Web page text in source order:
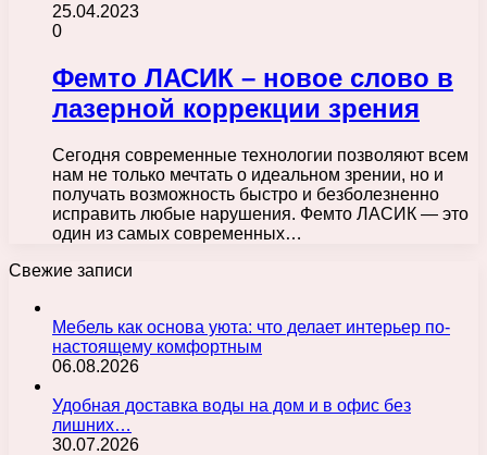
25.04.2023
0
Фемто ЛАСИК – новое слово в
лазерной коррекции зрения
Сегодня современные технологии позволяют всем
нам не только мечтать о идеальном зрении, но и
получать возможность быстро и безболезненно
исправить любые нарушения. Фемто ЛАСИК — это
один из самых современных…
Свежие записи
Мебель как основа уюта: что делает интерьер по-
настоящему комфортным
06.08.2026
Удобная доставка воды на дом и в офис без
лишних…
30.07.2026